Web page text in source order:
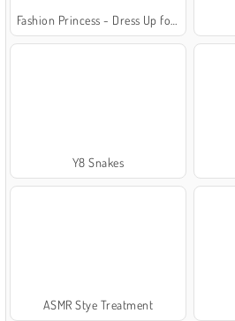
Y8 Snakes
ASMR Stye Treatment